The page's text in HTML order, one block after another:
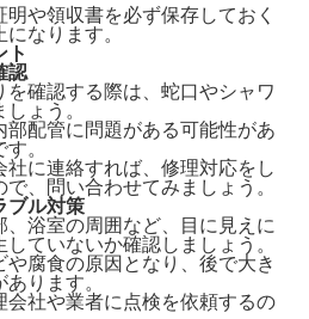
や領収書を必ず保存しておく
なります。
ト
認
確認する際は、 蛇口やシャワ
ょう。
配管に問題がある可能性があ
。
に連絡すれば、修理対応をし
、問い合わせてみましょう。
ブル対策
浴室の周囲など、
目に見えに
していないか確認しましょう。
腐食の原因となり、後で大き
ります。
会社や業者に点検を依頼するの